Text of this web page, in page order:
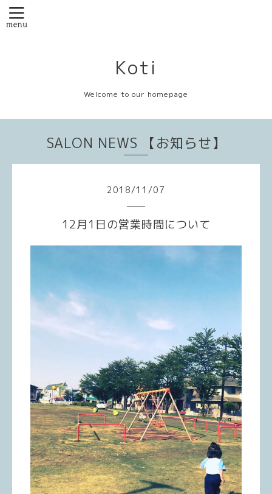
Koti
Welcome to our homepage
SALON NEWS 【お知らせ】
2018/11 /07
12月1日の営業時間について